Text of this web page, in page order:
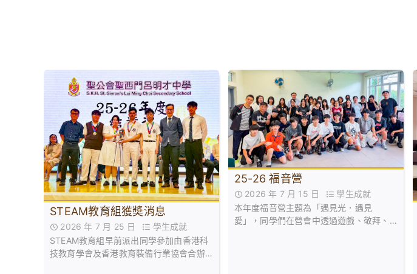
STEAM教育組獲奬消息
2026 年 7 月 25 日
學生成就
STEAM教育組早前派出同學參加由香港科
技教育學會及香港教育裝備行業協會合辦
25-26 福音營
2026 年 7 月 15 日
學生成就
本年度福音營主題為「遇見光．遇見
愛」，同學們在營會中透過遊戲、敬拜、